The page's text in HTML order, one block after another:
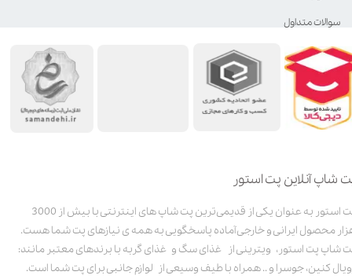
شاپ آنلاین پت استور
پت استور به عنوان یکی از قدیمی‌ترین پت شاپ های اینترنتی با بیش از 3000
محصول ایرانی و خارجی آماده پاسخگویی به همه ی نیازهای پت شما هست.
شاپ پت استور، ویترینی از غذای سگ و غذای گربه با برندهای معتبر مانند:
کنین، جوسرا و .. همراه با طیف وسیعی از لوازم جانبی برای پت شما است.
سوالات متداول